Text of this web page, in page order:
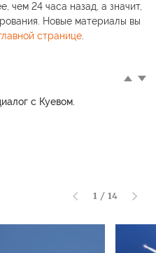
чем 24 часа назад, а значит,
Новые материалы вы
странице.
с Куевом.
1 / 14